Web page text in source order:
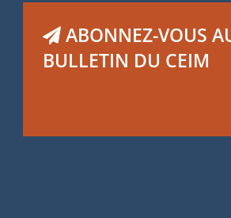
ABONNEZ-VOUS
BULLETIN DU CEIM